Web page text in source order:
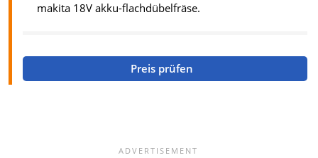
makita 18V akku-flachdübelfräse.
Preis prüfen